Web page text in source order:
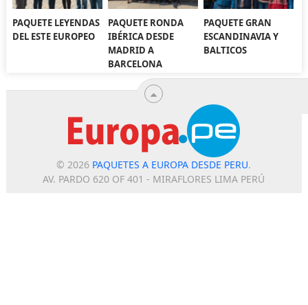
PAQUETE LEYENDAS
DEL ESTE EUROPEO
PAQUETE RONDA
IBÉRICA DESDE
MADRID A
BARCELONA
PAQUETE GRAN
ESCANDINAVIA Y
BALTICOS
© 2026 PAQUETES A EUROPA DESDE PERU.
AV. PARDO 620 OF 401 - MIRAFLORES LIMA PERÚ